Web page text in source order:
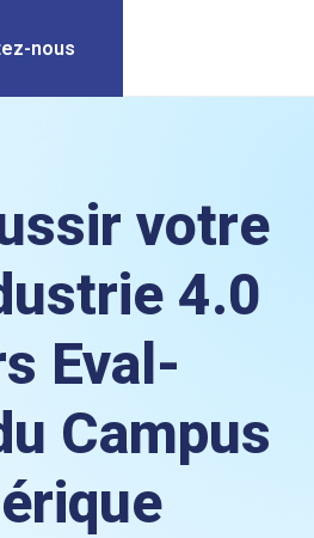
nous
votre
4.0
Eval-
Campus